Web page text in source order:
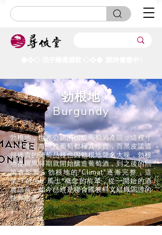
勃根地
Burgundy
勃根地，世界公認的頂級葡萄酒產區，這裡寸
土寸金，每一粒葡萄都極其珍貴，而黑皮諾這
個嬌貴的葡萄品種也因勃根地聲名大噪，勃根
地從羅馬時期就開始釀造葡萄酒，到之後的熙
篤會影響，勃根地的"Climat"逐漸完整，這
個"Terroir 風土"概念的前輩，從一開始的酒
農語言，如今已經是聯合國教科文組織認證的
世界遺產。